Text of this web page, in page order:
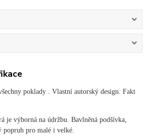
poklady . Vlastní autorský design. Fakt
je výborná na údržbu. Bavlněná podšívka,
popruh pro malé i velké.